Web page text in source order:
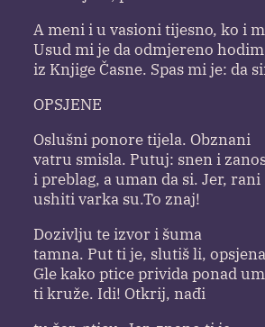
A meni i u vasioni tijesno, ko i
Usud mi je da odmjereno
iz Knjige Časne. Spas mi je: da
OPSJENE
Oslušni ponore tijela. Obznani
vatru smisla. Putuj: snen i
i preblag, a uman da si. Jer, rani
ushiti varka su.To znaj!
Dozivlju te izvor i šuma
tamna. Put ti je, slutiš li,
Gle kako ptice privida ponad
ti kruže. Idi! Otkrij, nađi